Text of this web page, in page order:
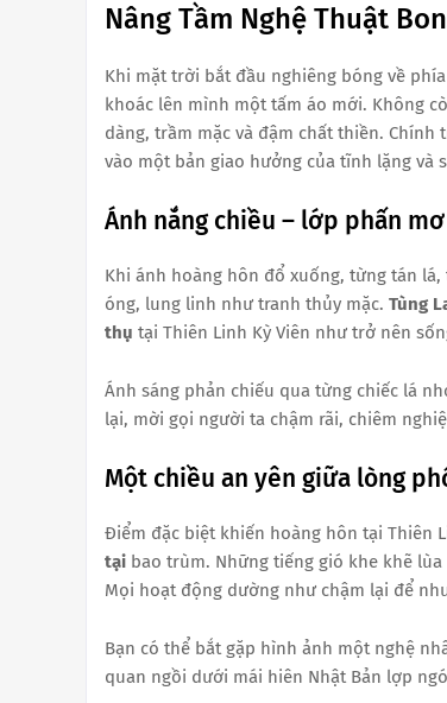
Nâng Tầm Nghệ Thuật
Khi mặt trời bắt đầu nghiêng bóng về
khoác lên mình một tấm áo mới. Không
dàng, trầm mặc và đậm chất thiền.
vào một bản giao hưởng của tĩnh lặng và
Ánh nắng chiều – lớp phấn
Khi ánh hoàng hôn đổ xuống, từng tán
óng, lung linh như tranh thủy mặc. Tùng
thụ tại Thiên Linh Kỳ Viên như trở nên
Ánh sáng phản chiếu qua từng chiếc lá
lại, mời gọi người ta chậm rãi, chiêm
Một chiều an yên giữa lòng
Điểm đặc biệt khiến hoàng hôn tại Thiên
tại bao trùm. Những tiếng gió khe khẽ
Mọi hoạt động dường như chậm lại để
Bạn có thể bắt gặp hình ảnh một nghệ
quan ngồi dưới mái hiên Nhật Bản lợp